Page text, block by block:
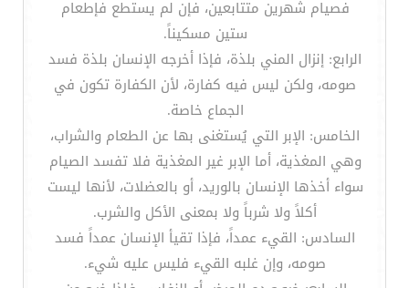
فصيام شهرين متتابعين، فإن لم يستطع فإطعام
ستين مسكيناً.
الرابع: إنزال المني بلذة، فإذا أخرجه الإنسان بلذة فسد
صومه، ولكن ليس فيه كفارة، لأن الكفارة تكون في
الجماع خاصة.
الخامس: الإبر التي يُستغنى بها عن الطعام والشراب،
وهي المغذية، أما الإبر غير المغذية فلا تفسد الصيام
سواء أخذها الإنسان بالوريد، أو بالعضلات، لأنها ليست
أكلاً ولا شرباً ولا بمعنى الأكل والشرب.
السادس: القيء عمداً، فإذا تقيأ الإنسان عمداً فسد
صومه، وإن غلبه القيء فليس عليه شيء.